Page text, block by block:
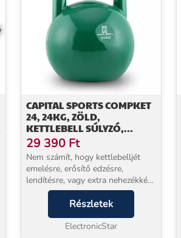
CAPITAL SPORTS COMPKET
24, 24KG, ZÖLD,
KETTLEBELL SÚLYZÓ,
GÖMBSÚLYZÓ
29 390 Ft
Nem számít, hogy kettlebelljét
emelésre, erősítő edzésre,
lendítésre, vagy extra nehezékként
használja – a Capital Sports
Compket Competition egy
sokoldalú eszköz az egész test
teljesítményének növelé...
Részletek
ElectronicStar